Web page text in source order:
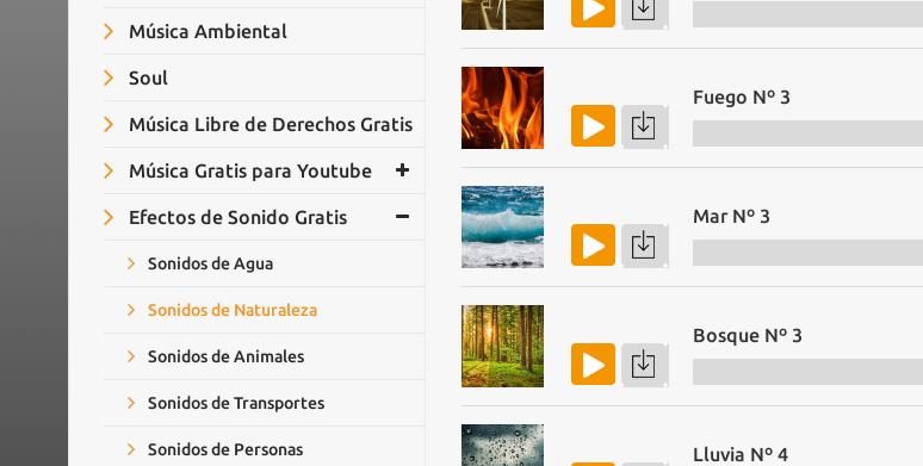
Música Ambiental
Soul
Música Libre de Derechos Gratis
Música Gratis para Youtube
Efectos de Sonido Gratis
Sonidos de Agua
Sonidos de Naturaleza
Sonidos de Animales
Sonidos de Transportes
Sonidos de Personas
Fuego Nº 3
Mar Nº 3
Bosque Nº 3
Lluvia Nº 4